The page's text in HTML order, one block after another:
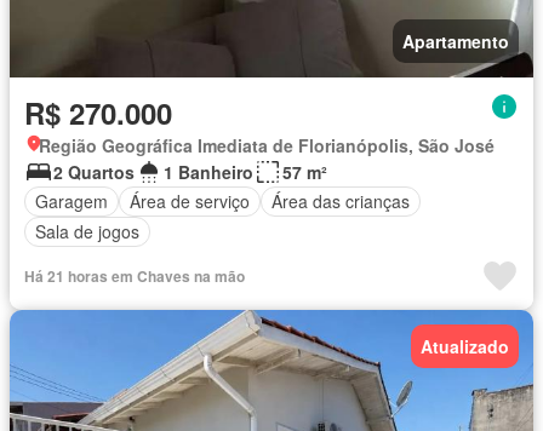
Apartamento
R$ 270.000
Região Geográfica Imediata de Florianópolis, São José
2 Quartos
1 Banheiro
57 m²
Garagem
Área de serviço
Área das crianças
Sala de jogos
Há 21 horas em Chaves na mão
Atualizado